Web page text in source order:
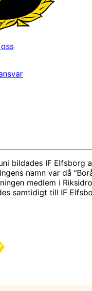
bildades IF Elfsborg
namn var då
medlem i
samtidigt till IF